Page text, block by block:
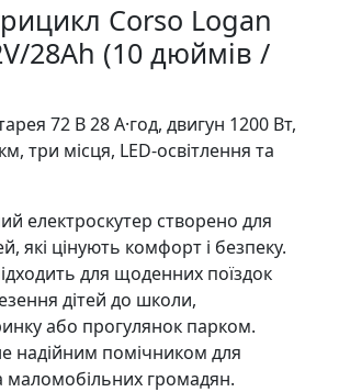
Corso Logan
28Ah (10 дюймів /
72 В 28 А·год, двигун 1200 Вт,
три місця, LED-освітлення та
електроскутер створено для
які цінують комфорт і безпеку.
для щоденних поїздок
дітей до школи,
або прогулянок парком.
надійним помічником для
маломобільних громадян.